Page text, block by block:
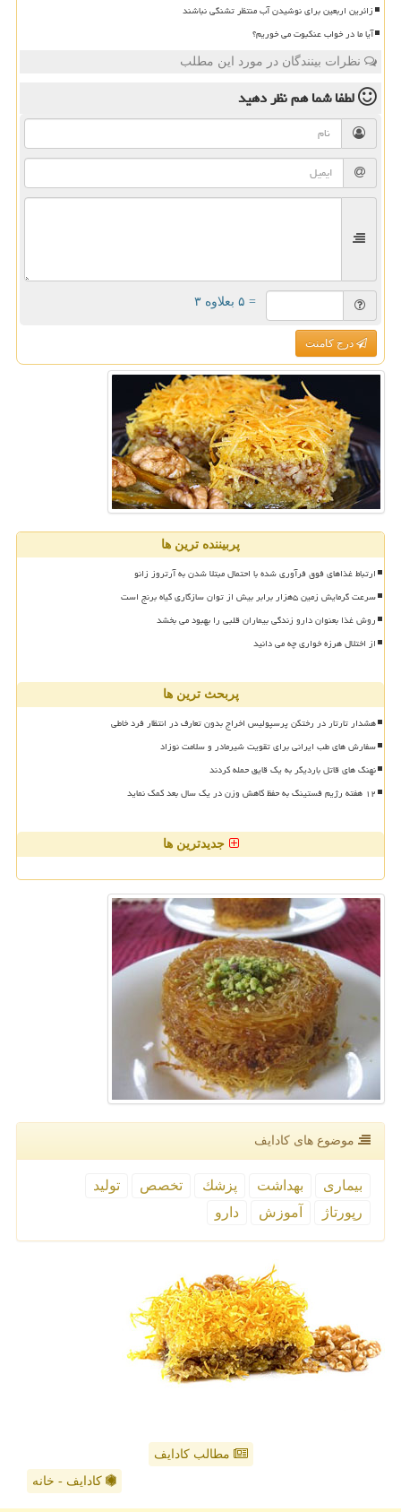
زائرین اربعین برای نوشیدن آب منتظر تشنگی نباشند
آیا ما در خواب عنکبوت می خوریم؟
نظرات بینندگان در مورد این مطلب
لطفا شما همنظر دهید
= ۵ بعلاوه ۳
درج کامنت
پربیننده ترین ها
ارتباط غذاهای فوق فرآوری شده با احتمال مبتلا شدن به آرتروز زانو
سرعت گرمایش زمین ۵هزار برابر بیش از توان سازگاری گیاه برنج است
روش غذا بعنوان دارو زندگی بیماران قلبی را بهبود می بخشد
از اختلال هرزه خواری چه می دانید
پربحث ترین ها
هشدار تارتار در رختکن پرسپولیس اخراج بدون تعارف در انتظار فرد خاطی
سفارش های طب ایرانی برای تقویت شیرمادر و سلامت نوزاد
نهنگ های قاتل باردیگر به یک قایق حمله کردند
۱۲ هفته رژیم فستینگ به حفظ کاهش وزن در یک سال بعد کمک نماید
جدیدترین ها
موضوع های كادایف
بیماری بهداشت پزشك تخصص
تولید
رپورتاژ
آموزش دارو
مطالب کادایف
کادایف - خانه